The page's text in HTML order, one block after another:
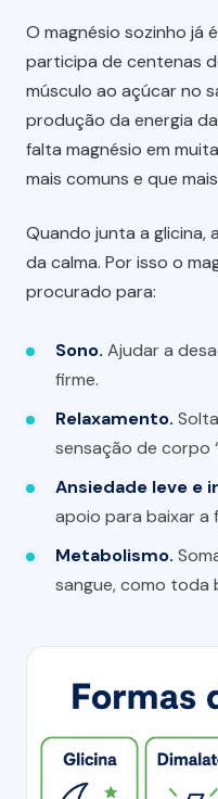
O magnésio sozinho já
participa de centenas
músculo ao açúcar no
produção da energia
falta magnésio em
mais comuns e que
Quando junta a glicina,
da calma. Por isso o
procurado para:
Sono. Ajudar a
firme.
Relaxamento.
sensação de corpo
Ansiedade leve e
apoio para baixar a
Metabolismo.
sangue, como toda